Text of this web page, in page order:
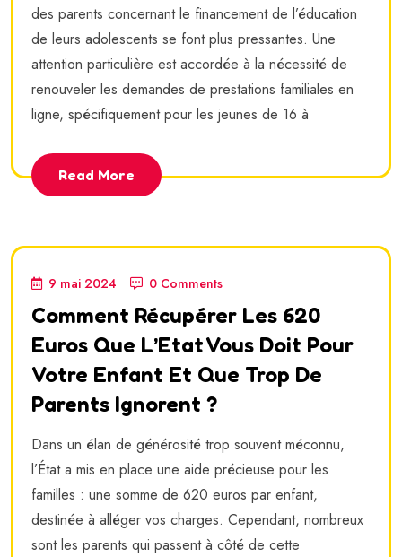
des parents concernant le financement de l’éducation
de leurs adolescents se font plus pressantes. Une
attention particulière est accordée à la nécessité de
renouveler les demandes de prestations familiales en
ligne, spécifiquement pour les jeunes de 16 à
Read More
9 mai 2024 0 Comments
Comment Récupérer Les 620
Euros Que L’Etat Vous Doit Pour
Votre Enfant Et Que Trop De
Parents Ignorent ?
Dans un élan de générosité trop souvent méconnu,
l’État a mis en place une aide précieuse pour les
familles : une somme de 620 euros par enfant,
destinée à alléger vos charges. Cependant, nombreux
sont les parents qui passent à côté de cette